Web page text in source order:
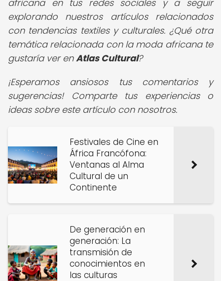
africana en tus redes sociales y a seguir
explorando nuestros artículos relacionados
con tendencias textiles y culturales. ¿Qué otra
temática relacionada con la moda africana te
gustaría ver enAtlas Cultural?
¡Esperamos ansiosos tus comentarios y
sugerencias! Comparte tus experiencias o
ideas sobre este artículo con nosotros.
Festivales de Cine en
África Francófona:
Ventanas al Alma
Cultural de un
Continente
De generación en
generación: La
transmisión de
conocimientos en
las culturas